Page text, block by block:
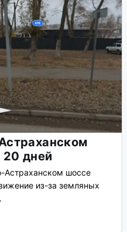
20 дней
Астраханском шоссе
из-за земляных